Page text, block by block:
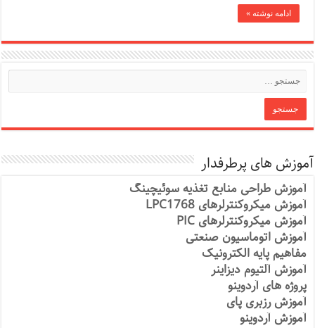
ادامه نوشته »
آموزش های پرطرفدار
آموزش طراحی منابع تغذیه سوئیچینگ
آموزش میکروکنترلرهای LPC1768
آموزش میکروکنترلرهای PIC
آموزش اتوماسیون صنعتی
مفاهیم پایه الکترونیک
آموزش آلتیوم دیزاینر
پروژه های آردوینو
آموزش رزبری پای
آموزش آردوینو